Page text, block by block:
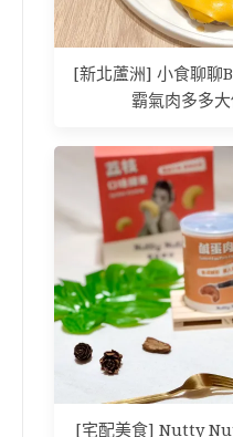
[新北蘆洲] 小食聊聊
霸氣肉多多
[宅配美食] Nutty